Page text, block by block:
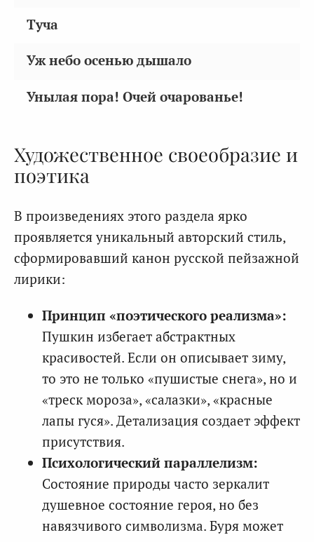
Туча
Уж небо осенью дышало
Унылая пора! Очей очарованье!
Художественное своеобразие и
поэтика
В произведениях этого раздела ярко
проявляется уникальный авторский стиль,
сформировавший канон русской пейзажной
лирики:
Принцип «поэтического реализма»:
Пушкин избегает абстрактных
красивостей. Если он описывает зиму,
то это не только «пушистые снега», но и
«треск мороза», «салазки», «красные
лапы гуся». Детализация создает эффект
присутствия.
Психологический параллелизм:
Состояние природы часто зеркалит
душевное состояние героя, но без
навязчивого символизма. Буря может